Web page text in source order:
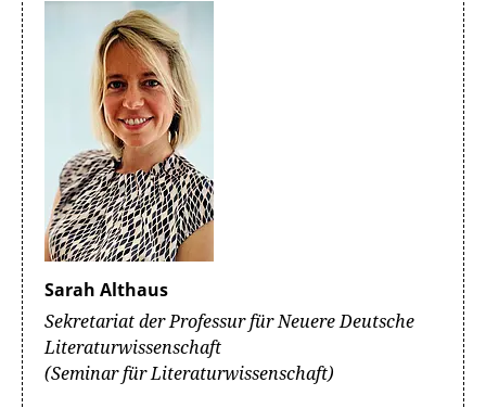
Sarah Althaus
Sekretariat der Professur für Neuere Deutsche
Literaturwissenschaft
(Seminar für Literaturwissenschaft)